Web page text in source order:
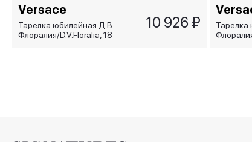
Versace
Тарелка юбилейная Д.В.
Флоралия/D.V.Floralia, 18
10 926 ₽
Тарелка